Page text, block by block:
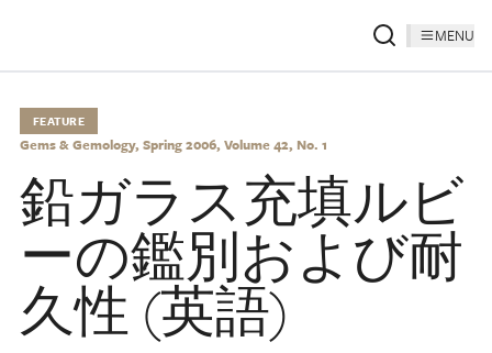
MENU
FEATURE
Gems & Gemology, Spring 2006, Volume 42, No. 1
鉛ガラス充填ルビ
ーの鑑別および耐
久性 (英語)